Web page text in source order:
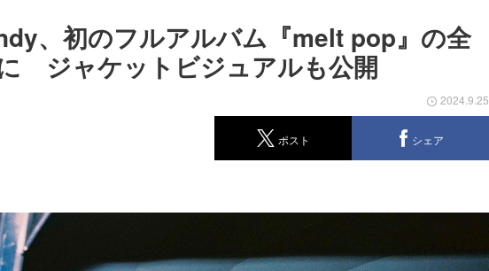
、初のフルアルバム『melt pop』の全
ジャケットビジュアルも公開
2024.9.25
ポスト シェア